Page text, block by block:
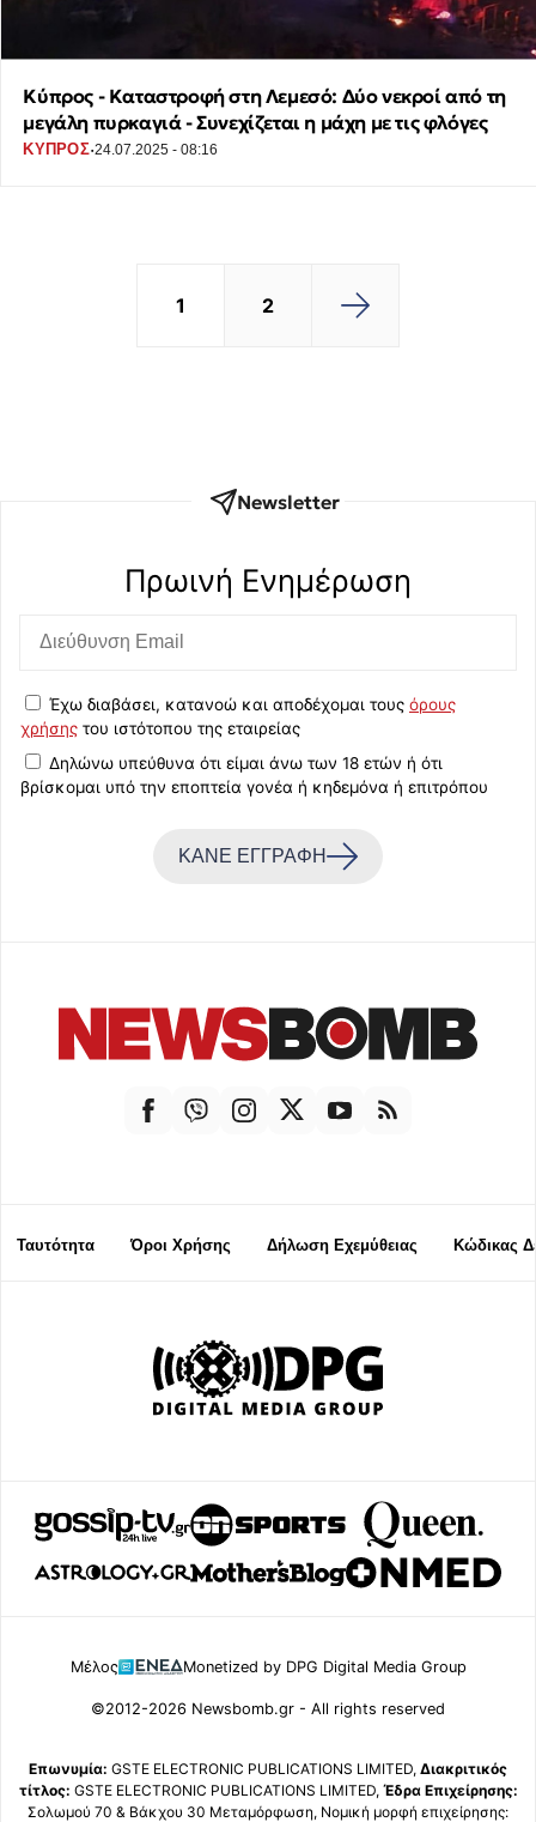
Κύπρος - Καταστροφή στη Λεμεσό: Δύο νεκροί από τη
μεγάλη πυρκαγιά - Συνεχίζεται η μάχη με τις φλόγες
ΚΥΠΡΟΣ·24.07.2025 - 08:16
1 2
Newsletter
Πρωινή Eνημέρωση
Έχω διαβάσει, κατανοώ και αποδέχομαι τους όρους
χρήσης του ιστότοπου της εταιρείας
Δηλώνω υπεύθυνα ότι είμαι άνω των 18 ετών ή ότι
βρίσκομαι υπό την εποπτεία γονέα ή κηδεμόνα ή επιτρόπου
ΚΑΝΕ ΕΓΓΡΑΦΗ
Ταυτότητα Όροι Χρήσης Δήλωση Εχεμύθειας Κώδικας
Μέλος Monetized by DPG Digital Media Group
©2012-2026 Newsbomb.gr - All rights reserved
Επωνυμία: GSTE ELECTRONIC PUBLICATIONS LIMITED, Διακριτικός
τίτλος: GSTE ELECTRONIC PUBLICATIONS LIMITED, Έδρα Επιχείρησης:
Σολωμού 70 & Βάκχου 30 Μεταμόρφωση, Νομική μορφή επιχείρησης: